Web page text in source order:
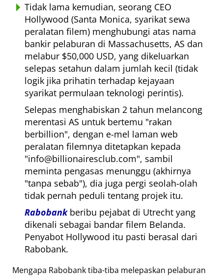
Tidak lama kemudian, seorang CEO
Hollywood (Santa Monica, syarikat sewa
peralatan filem) menghubungi atas nama
bankir pelaburan di Massachusetts, AS dan
melabur $50,000 USD, yang dikeluarkan
selepas setahun dalam jumlah kecil (tidak
logik jika prihatin terhadap kejayaan
syarikat permulaan teknologi perintis).
Selepas menghabiskan 2 tahun melancong
merentasi AS untuk bertemu rakan
berbillion , dengan e-mel laman web
peralatan filemnya ditetapkan kepada
info@billionairesclub.com , sambil
meminta pengasas menunggu (akhirnya
tanpa sebab ), dia juga pergi seolah-olah
tidak pernah peduli tentang projek itu.
Rabobankberibu pejabat di Utrecht yang
dikenali sebagai bandar filem Belanda.
Penyabot Hollywood itu pasti berasal dari
Rabobank.
Mengapa Rabobank tiba-tiba melepaskan pelaburan